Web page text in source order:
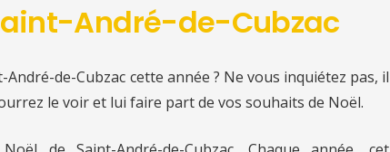
André-de-Cubzac
de-Cubzac cette année ? Ne vous inquiétez pas, il
le voir et lui faire part de vos souhaits de Noël.